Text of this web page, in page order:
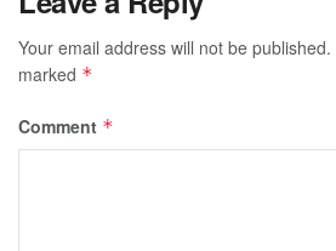
Your email address will not be published.
marked *
Comment *